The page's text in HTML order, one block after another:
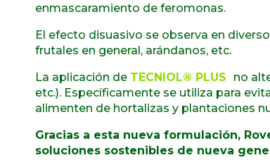
enmascaramiento de feromonas.
El efecto disuasivo se observa en
frutales en general, arándanos, etc.
La aplicación de TECNIOL® PLUS
no
etc.). Específicamente se utiliza para
alimenten de hortalizas y plantaciones
Gracias a esta nueva formulación,
soluciones sostenibles de nueva